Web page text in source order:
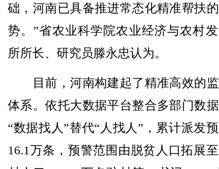
础，河南已具备推进常态化精准帮扶
势。”省农业科学院农业经济与农村
所所长、研究员滕永忠认为。
目前，河南构建起了精准高效的
体系。依托大数据平台整合多部门数
“数据找人”替代“人找人”，累计派发
16.1万条，预警范围由脱贫人口拓展